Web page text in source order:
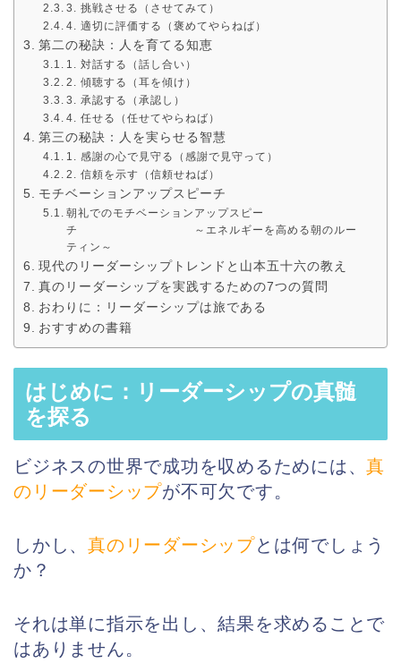
3. 挑戦させる（させてみて）
4. 適切に評価する（褒めてやらねば）
第二の秘訣：人を育てる知恵
1. 対話する（話し合い）
2. 傾聴する（耳を傾け）
3. 承認する（承認し）
4. 任せる（任せてやらねば）
第三の秘訣：人を実らせる智慧
1. 感謝の心で見守る（感謝で見守って）
2. 信頼を示す（信頼せねば）
モチベーションアップスピーチ
朝礼でのモチベーションアップスピー
チ ～エネルギーを高める朝のルー
ティン～
現代のリーダーシップトレンドと山本五十六の教え
真のリーダーシップを実践するための7つの質問
おわりに：リーダーシップは旅である
おすすめの書籍
はじめに：リーダーシップの真髄
を探る
ビジネスの世界で成功を収めるためには、真
のリーダーシップが不可欠です。
しかし、真のリーダーシップとは何でしょう
か？
それは単に指示を出し、結果を求めることで
はありません。